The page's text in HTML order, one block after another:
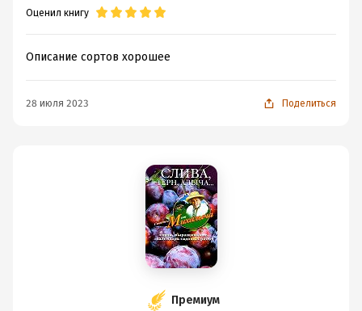
Оценил книгу
Описание сортов хорошее
28 июля 2023 Поделиться
Премиум